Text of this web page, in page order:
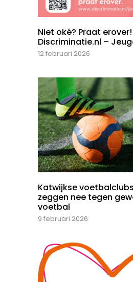
Niet oké? Praat erover!
Discriminatie.nl –
12 februari 2026
Katwijkse
zeggen nee tegen
voetbal
9 februari 2026